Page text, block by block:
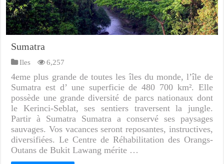
Sumatra
Iles 6,257
4eme plus grande de toutes les îles du monde, l’île de
Sumatra est d’ une superficie de 480 700 km². Elle
possède une grande diversité de parcs nationaux dont
le Kerinci-Seblat, ses sentiers traversent la jungle.
Partir à Sumatra Sumatra a conservé ses paysages
sauvages. Vos vacances seront reposantes, instructives,
diversifiées. Le Centre de Réhabilitation des Orangs-
Outans de Bukit Lawang mérite …